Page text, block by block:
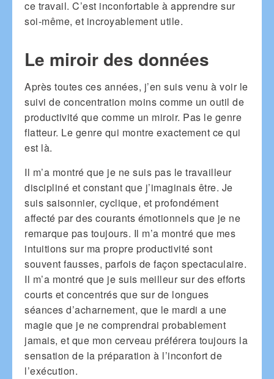
ce travail. C’est inconfortable à apprendre sur
soi-même, et incroyablement utile.
Le miroir des données
Après toutes ces années, j’en suis venu à voir le
suivi de concentration moins comme un outil de
productivité que comme un miroir. Pas le genre
flatteur. Le genre qui montre exactement ce qui
est là.
Il m’a montré que je ne suis pas le travailleur
discipliné et constant que j’imaginais être. Je
suis saisonnier, cyclique, et profondément
affecté par des courants émotionnels que je ne
remarque pas toujours. Il m’a montré que mes
intuitions sur ma propre productivité sont
souvent fausses, parfois de façon spectaculaire.
Il m’a montré que je suis meilleur sur des efforts
courts et concentrés que sur de longues
séances d’acharnement, que le mardi a une
magie que je ne comprendrai probablement
jamais, et que mon cerveau préférera toujours la
sensation de la préparation à l’inconfort de
l’exécution.